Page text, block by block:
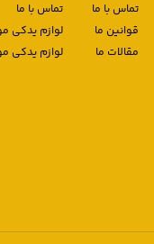
تماس با ما
قوانین ما
مقالات ما
تماس با ما
لوازم یدکی
لوازم یدکی